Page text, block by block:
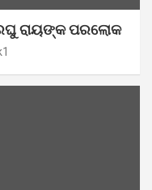
ରାୟଙ୍କ ପରଲୋକ